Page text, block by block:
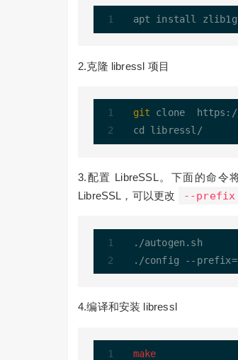
apt install zlib1g
2.克隆 libressl 项目
git clone
3.配置 LibreSSL。下面的命令
LibreSSL，可以更改
--prefix
./autogen.sh
./config
- - prefix=
4.编译和安装 libressl
make